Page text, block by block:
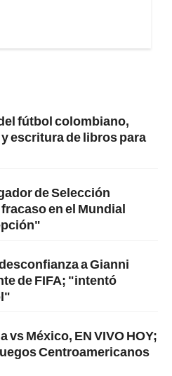
fútbol colombiano,
escritura de libros para
de Selección
en el Mundial
a Gianni
de FIFA; "intentó
vs México, EN VIVO HOY;
Centroamericanos